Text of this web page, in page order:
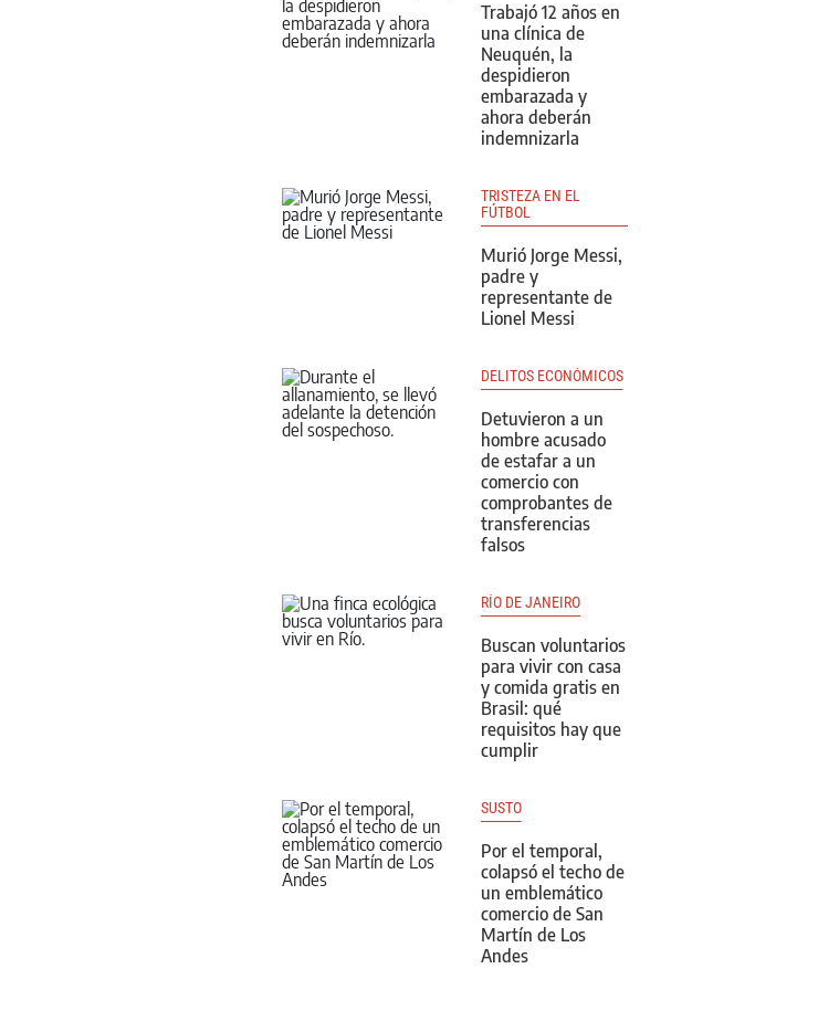
Trabajó 12 años en
una clínica de
Neuquén, la
despidieron
embarazada y
ahora deberán
indemnizarla
TRISTEZA EN EL
FÚTBOL
Murió Jorge Messi,
padre y
representante de
Lionel Messi
DELITOS ECONÓMICOS
Detuvieron a un
hombre acusado
de estafar a un
comercio con
comprobantes de
transferencias
falsos
RÍO DE JANEIRO
Buscan voluntarios
para vivir con casa
y comida gratis en
Brasil: qué
requisitos hay que
cumplir
SUSTO
Por el temporal,
colapsó el techo de
un emblemático
comercio de San
Martín de Los
Andes